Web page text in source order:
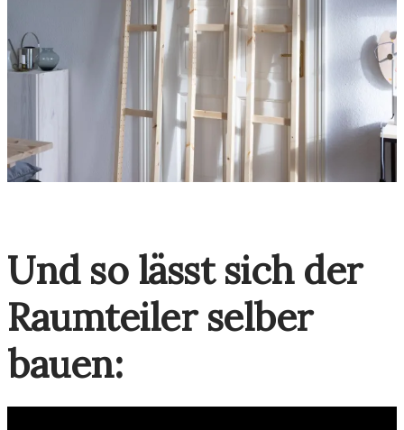
Und so lässt sich der
Raumteiler selber
bauen: